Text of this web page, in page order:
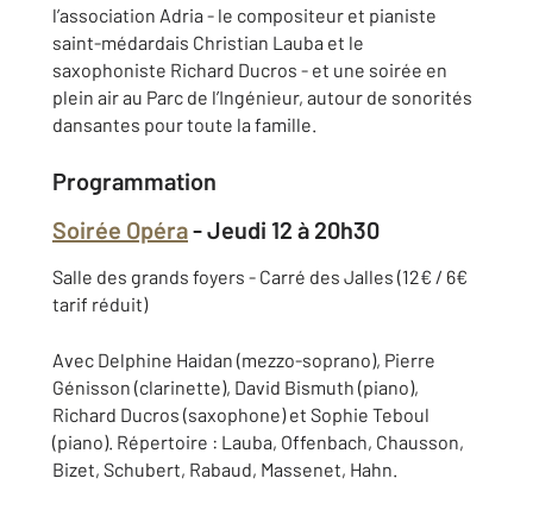
l’association Adria - le compositeur et pianiste
saint-médardais Christian Lauba et le
saxophoniste Richard Ducros - et une soirée en
plein air au Parc de l’Ingénieur, autour de sonorités
dansantes pour toute la famille.
Programmation
Soirée Opéra- Jeudi 12 à 20h30
Salle des grands foyers - Carré des Jalles (12€ / 6€
tarif réduit)
Avec Delphine Haidan (mezzo-soprano), Pierre
Génisson (clarinette), David Bismuth (piano),
Richard Ducros (saxophone) et Sophie Teboul
(piano). Répertoire : Lauba, Offenbach, Chausson,
Bizet, Schubert, Rabaud, Massenet, Hahn.